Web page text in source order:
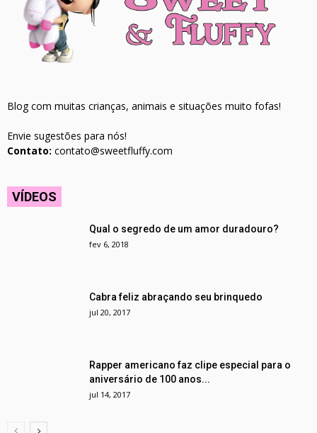
Blog com muitas crianças, animais e situações muito fofas!
Envie sugestões para nós!
Contato: contato@sweetfluffy.com
VÍDEOS
Qual o segredo de um amor duradouro?
fev 6, 2018
Cabra feliz abraçando seu brinquedo
jul 20, 2017
Rapper americano faz clipe especial para o
aniversário de 100 anos...
jul 14, 2017